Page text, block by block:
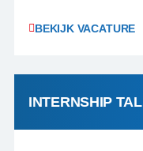
ondersteuning?
klantgerichte
BEKIJK VACATURE
INTERNSHIP